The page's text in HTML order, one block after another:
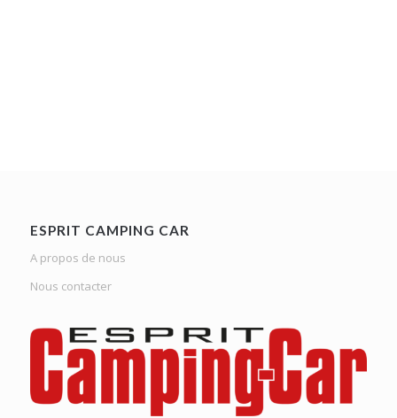
ESPRIT CAMPING CAR
A propos de nous
Nous contacter